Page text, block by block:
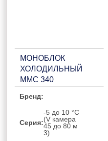
МОНОБЛОК
ХОЛОДИЛЬНЫЙ
ММС 340
Бренд:
Серия:
-5 до 10 °C
(V камера
45 до 80 м​
3)